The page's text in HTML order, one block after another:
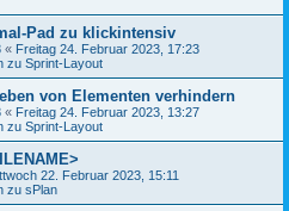
Pad zu klickintensiv
« Freitag 24. Februar 2023, 17:23
zu Sprint-Layout
von Elementen verhindern
« Freitag 24. Februar 2023, 13:27
zu Sprint-Layout
22. Februar 2023, 15:11
zu sPlan